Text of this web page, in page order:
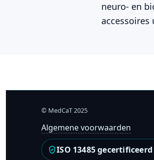
neuro- en
© MedCaT 2025
Algemene voorwaarden
ISO 13485